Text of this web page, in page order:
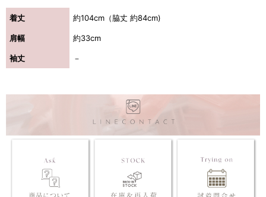
着丈 約104cm（脇丈 約84cm)
肩幅 約33cm
袖丈 －